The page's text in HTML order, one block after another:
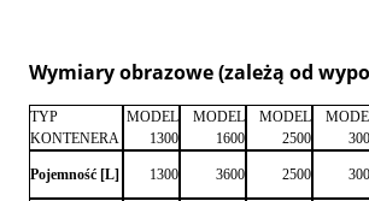
Wymiary obrazowe (zależą od
TYP
KONTENERA
MODEL
1300
MODEL
1600
MODEL
2500
Pojemność [L] 1300 3600 2500